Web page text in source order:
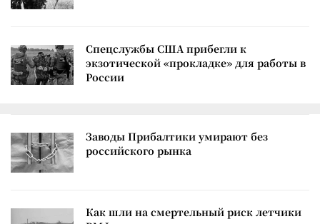
Спецслужбы США прибегли к
экзотической «прокладке» для работы в
России
Заводы Прибалтики умирают без
российского рынка
Как шли на смертельный риск летчики